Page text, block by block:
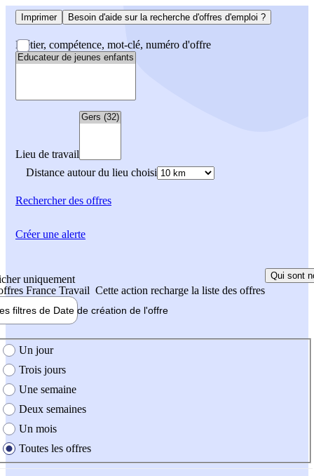
Imprimer Besoin d'aide sur la recherche d'offres d'emploi ?
Métier, compétence, mot-clé, numéro d'offre
Lieu de travail
Distance autour du lieu choisi
Rechercherdes offres
uniquement
France Travail Cette action recharge la liste des offres
Qui sont
filtres de Date de création de l'offre
création de l'offre
Un jour
Trois jours
Une semaine
Deux semaines
Un mois
Toutes les offres
Créer une alerte